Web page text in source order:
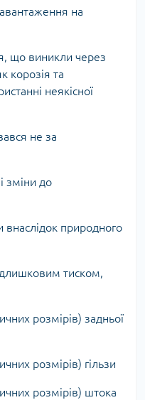
на
що виникли через
корозія та
неякісної
не за
зміни до
природного
тиском,
розмірів) задньої
розмірів) гільзи
розмірів) штока